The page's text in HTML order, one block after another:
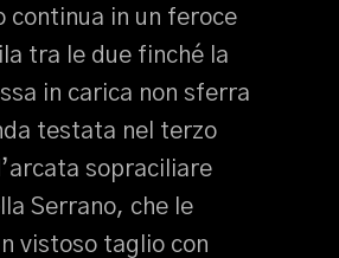
continua in un feroce
tra le due finché la
in carica non sferra
testata nel terzo
sopraciliare
Serrano, che le
vistoso taglio con